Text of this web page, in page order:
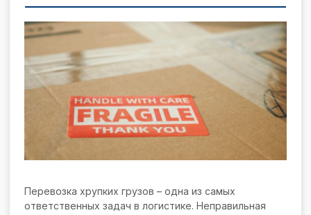
Перевозка хрупких грузов – одна из самых
ответственных задач в логистике. Неправильная